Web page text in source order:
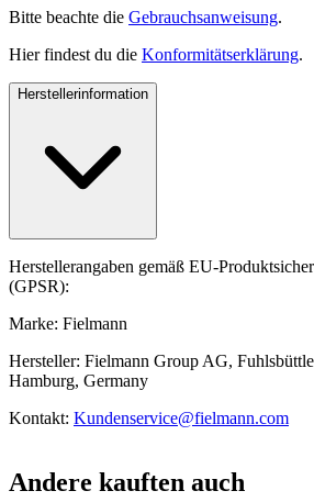
Bitte beachte die Gebrauchsanweisung.
Hier findest du die Konformitätserklärung.
Herstellerinformation
Herstellerangaben gemäß EU-
(GPSR):
Marke: Fielmann
Hersteller: Fielmann Group AG,
Hamburg, Germany
Kontakt: Kundenservice@fielmann.com
Andere kauften auch